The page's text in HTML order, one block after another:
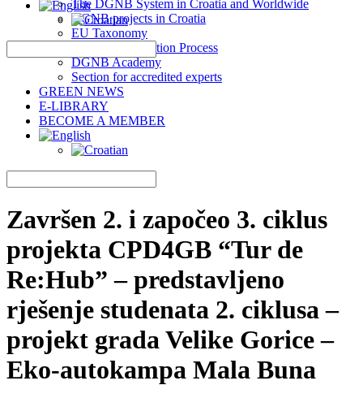
The DGNB System in Croatia and Worldwide
DGNB projects in Croatia
EU Taxonomy
DGNB Certification Process
DGNB Academy
Section for accredited experts
GREEN NEWS
E-LIBRARY
BECOME A MEMBER
Završen 2. i započeo 3. ciklus
projekta CPD4GB “Tur de
Re:Hub” – predstavljeno
rješenje studenata 2. ciklusa –
projekt grada Velike Gorice –
Eko-autokampa Mala Buna